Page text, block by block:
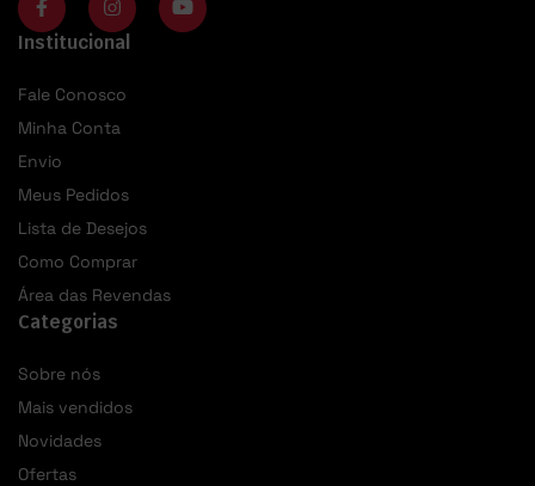
Institucional
Fale Conosco
Minha Conta
Envio
Meus Pedidos
Lista de Desejos
Como Comprar
Área das Revendas
Categorias
Sobre nós
Mais vendidos
Novidades
Ofertas